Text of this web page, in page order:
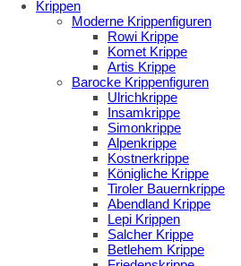
Krippen
Moderne Krippenfiguren
Rowi Krippe
Komet Krippe
Artis Krippe
Barocke Krippenfiguren
Ulrichkrippe
Insamkrippe
Simonkrippe
Alpenkrippe
Kostnerkrippe
Königliche Krippe
Tiroler Bauernkrippe
Abendland Krippe
Lepi Krippen
Salcher Krippe
Betlehem Krippe